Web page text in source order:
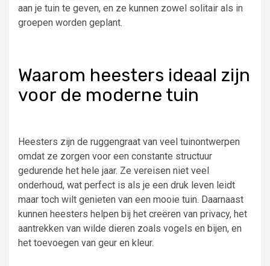
aan je tuin te geven, en ze kunnen zowel solitair als in
groepen worden geplant.
Waarom heesters ideaal zijn
voor de moderne tuin
Heesters zijn de ruggengraat van veel tuinontwerpen
omdat ze zorgen voor een constante structuur
gedurende het hele jaar. Ze vereisen niet veel
onderhoud, wat perfect is als je een druk leven leidt
maar toch wilt genieten van een mooie tuin. Daarnaast
kunnen heesters helpen bij het creëren van privacy, het
aantrekken van wilde dieren zoals vogels en bijen, en
het toevoegen van geur en kleur.